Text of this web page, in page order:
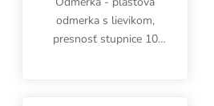
odmerka s lievikom,
presnosť stupnice 10